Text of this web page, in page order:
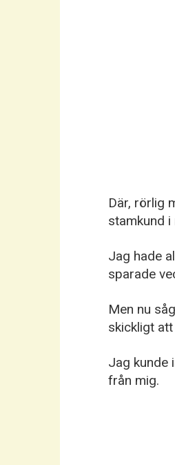
Där, rörlig
stamkund i
Jag hade
sparade
Men nu
skickligt
Jag kunde
från mig.